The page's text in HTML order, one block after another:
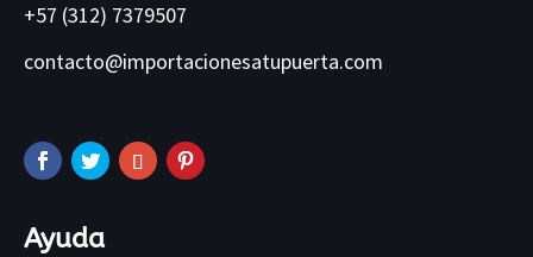
+57 (312) 7379507
contacto@importacionesatupuerta.com
Ayuda